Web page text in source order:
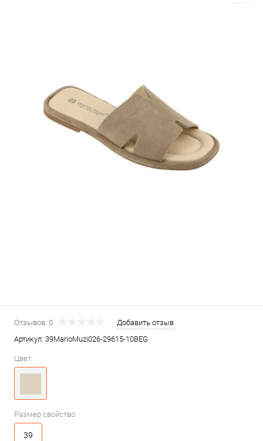
Отзывов: 0
Добавить отзыв
Артикул: 39MarioMuzi026-29615-10BEG
Цвет:
Размер свойство:
39